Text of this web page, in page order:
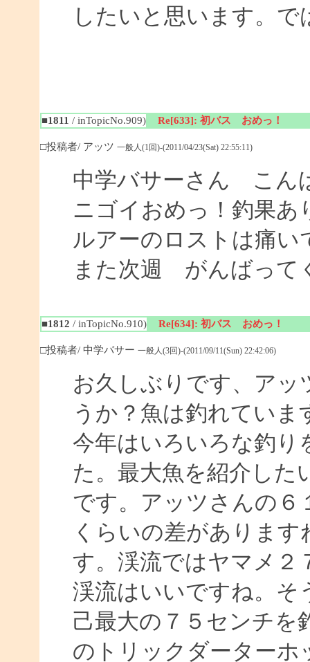
したいと思います。で
■1811 / inTopicNo.909) Re[633]: 初バス おめっ！
□投稿者/ アッツ 一般人(1回)-(2011/04/23(Sat) 22:55:11)
中学バサーさん こん
ニゴイおめっ！釣果あ
ルアーのロストは痛い
また次週 がんばって
■1812 / inTopicNo.910) Re[634]: 初バス おめっ！
□投稿者/ 中学バサー 一般人(3回)-(2011/09/11(Sun) 22:42:06)
お久しぶりです、アッ
うか？魚は釣れていま
今年はいろいろな釣り
た。最大魚を紹介した
です。アッツさんの６
くらいの差がありま
す。渓流ではヤマメ２
渓流はいいですね。そ
己最大の７５センチを
のトリックダーターホ